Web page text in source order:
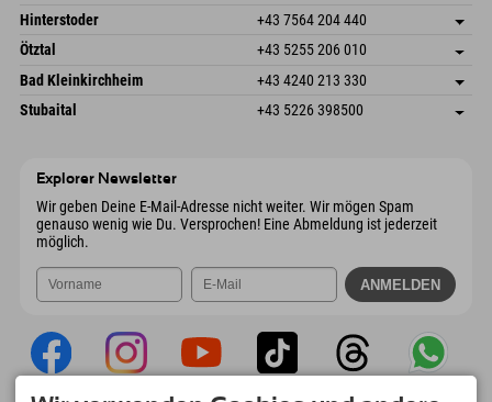
Österreich
Buchen
Schmiedau 2
6272 Kaltenbach im Zillertal
Österreich
Adresse speichern
Anreiseinfos
Buchen
Hinterstoder +43 7564 204 440
Freizeitpark 10
Österreich
Adresse speichern
Buchen
Ötztal +43 5255 206 010
Gscheat 14
6441 Umhausen
Österreich
Adresse speichern
Anreiseinfos
Buchen
Bad Kleinkirchheim +43 4240 213 330
Dorfstraße 24
Adresse speichern
Stubaital +43 5226 398500
Explorer Newsletter
Wir geben Deine E-Mail-Adresse nicht weiter. Wir mögen Spam
genauso wenig wie Du. Versprochen! Eine Abmeldung ist jederzeit
möglich.